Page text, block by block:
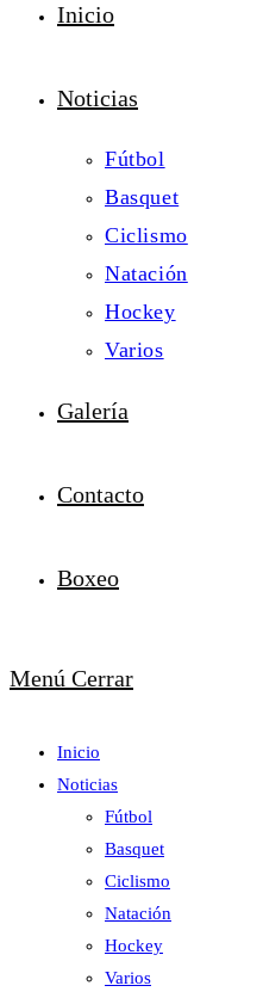
Inicio
Noticias
Fútbol
Basquet
Ciclismo
Natación
Hockey
Varios
Galería
Contacto
Boxeo
Menú Cerrar
Inicio
Noticias
Fútbol
Basquet
Ciclismo
Natación
Hockey
Varios